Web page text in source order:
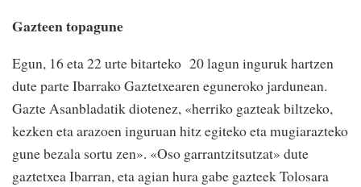
Gazteen topagune
Egun, 16 eta 22 urte bitarteko 20 lagun inguruk hartzen
dute parte Ibarrako Gaztetxearen eguneroko jardunean.
Gazte Asanbladatik diotenez, «herriko gazteak biltzeko,
kezken eta arazoen inguruan hitz egiteko eta mugiarazteko
gune bezala sortu zen». «Oso garrantzitsutzat» dute
gaztetxea Ibarran, eta agian hura gabe gazteek Tolosara